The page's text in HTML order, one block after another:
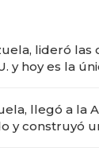
lideró las
y hoy es la
llegó a la
y construyó